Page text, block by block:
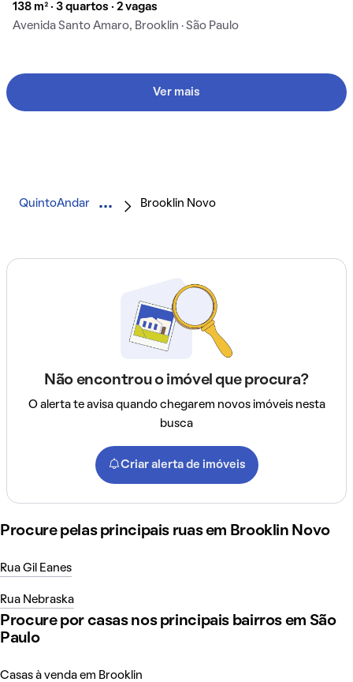
138 m² · 3 quartos · 2 vagas
Avenida Santo Amaro, Brooklin · São Paulo
Ver mais
QuintoAndar Brooklin Novo
Não encontrou o imóvel que procura?
O alerta te avisa quando chegarem novos imóveis nesta
busca
Criar alerta de imóveis
Procure pelas principais ruas em Brooklin Novo
Rua Gil Eanes
Rua Nebraska
Procure por casas nos principais bairros em São
Paulo
Casas à venda em Brooklin